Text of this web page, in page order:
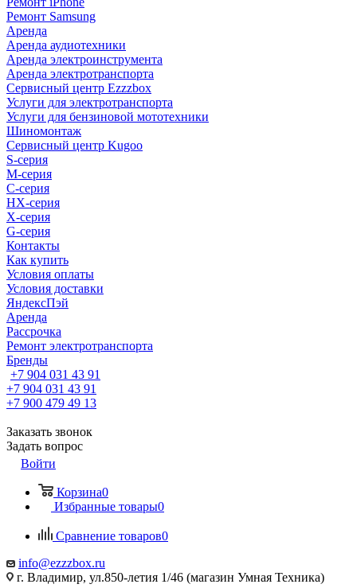
Ремонт Samsung
Аренда
Аренда аудиотехники
Аренда электроинструмента
Аренда электротранспорта
Сервисный центр Ezzzbox
Услуги для электротранспорта
Услуги для бензиновой мототехники
Шиномонтаж
Сервисный центр Kugoo
S-cерия
M-серия
С-серия
HX-серия
X-серия
G-серия
Контакты
Как купить
Условия оплаты
Условия доставки
ЯндексПэй
Аренда
Рассрочка
Ремонт электротранспорта
Бренды
+7 904 031 43 91
+7 904 031 43 91
+7 900 479 49 13
Заказать звонок
Задать вопрос
Войти
Корзина0
Избранные товары0
Сравнение товаров0
info@ezzzbox.ru
г. Владимир, ул.850-летия 1/46 (магазин Умная Техника)